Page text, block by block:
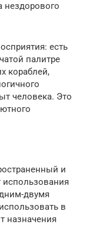
нездорового
есть
палитре
кораблей,
человека. Это
и
двумя
в
назначения